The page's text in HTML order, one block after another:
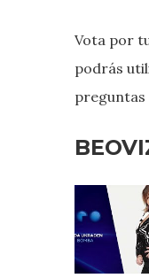
Vota por
podrás
preguntas